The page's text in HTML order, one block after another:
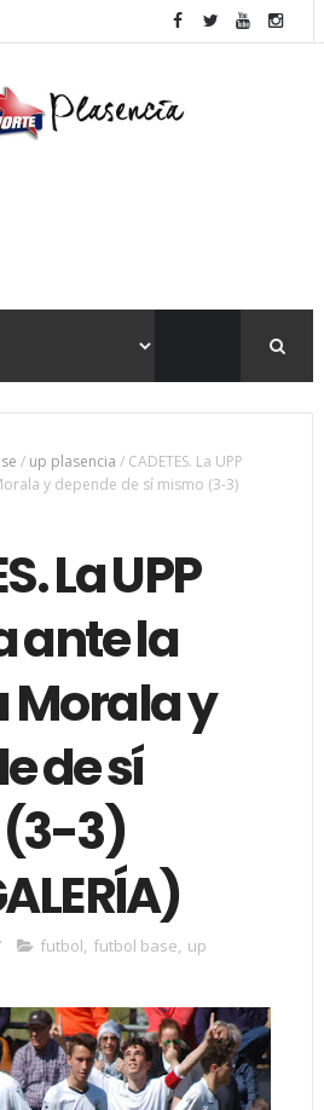
/ up plasencia / CADETES. La UPP
y depende de sí mismo (3-3)
La UPP
ante la
Morala y
de sí
3)
futbol, futbol base, up